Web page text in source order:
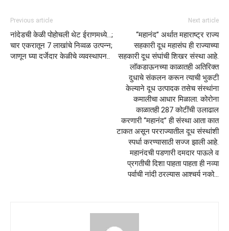
Previous article
नांदेडची केळी पोहोचली थेट ईराणमध्ये…;
चार एकरातून 7 लाखांचे निव्वळ उत्पन्न;
जाणून घ्या दर्जेदार केळीचे व्यवस्थापन..
Next article
“महानंद” अर्थात महाराष्ट्र राज्य
सहकारी दूध महासंघ ही राज्याच्या
सहकारी दूध संघांची शिखर संस्था आहे.
लॉकडाऊनच्या काळातही अतिरिक्त
दुधाचे संकलन करून त्याची भुकटी
केल्याने दूध उत्पादक तसेच संस्थांना
कमालीचा आधार मिळाला. कोरोना
काळातही 287 कोटींची उलाढाल
करणारी “महानंद” ही संस्था आता कात
टाकत असून परराज्यातील दूध संस्थांशी
स्पर्धा करण्यासाठी सज्ज झाली आहे.
महानंदची पडणारी दमदार पाऊले व
प्रगतीची दिशा पाहता पाहता ही नव्या
पर्वाची नांदी ठरल्यास आश्चर्य नको…